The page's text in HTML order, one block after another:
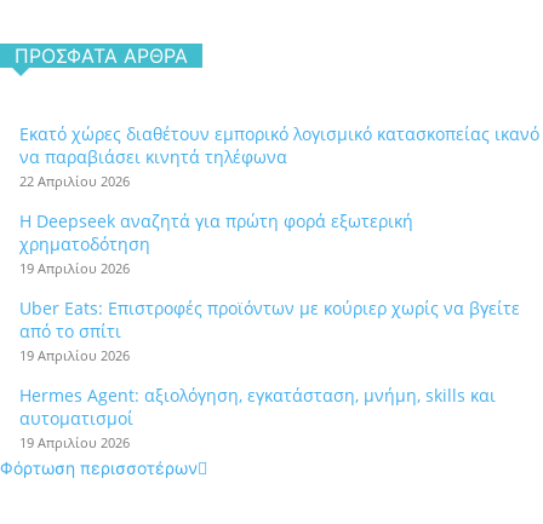
ΠΡΌΣΦΑΤΑ ΆΡΘΡΑ
Εκατό χώρες διαθέτουν εμπορικό λογισμικό κατασκοπείας ικανό
να παραβιάσει κινητά τηλέφωνα
22 Απριλίου 2026
Η Deepseek αναζητά για πρώτη φορά εξωτερική
χρηματοδότηση
19 Απριλίου 2026
Uber Eats: Επιστροφές προϊόντων με κούριερ χωρίς να βγείτε
από το σπίτι
19 Απριλίου 2026
Hermes Agent: αξιολόγηση, εγκατάσταση, μνήμη, skills και
αυτοματισμοί
19 Απριλίου 2026
Φόρτωση περισσοτέρων